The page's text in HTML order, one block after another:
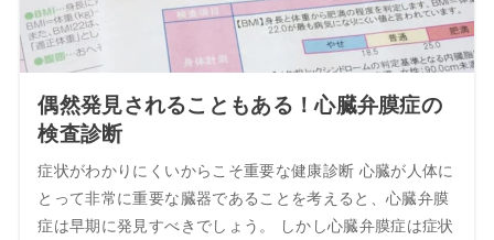
偶然発見されることもある！心臓弁膜症の
検査診断
症状がわかりにくいからこそ重要な健康診断 心臓が人体に
とって非常に重要な臓器であることを考えると、心臓弁膜
症は早期に発見すべきでしょう。 しかし心臓弁膜症は症状